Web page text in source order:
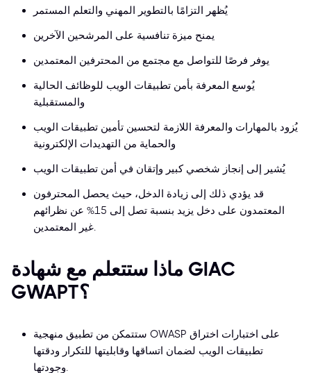
يُظهر التزامًا بالتطوير المهني والتعلم المستمر
يمنح ميزة تنافسية على المرشحين الآخرين
يوفر فرصًا للتواصل مع مجتمع من المحترفين المعتمدين
يُوسع المعرفة بأمن تطبيقات الويب للوظائف الحالية
والمستقبلية
يُزود بالمهارات والمعرفة اللازمة لتحسين تأمين تطبيقات الويب
والحماية من التهديدات الإلكترونية
يُشير إلى إنجاز شخصي كبير وإتقان في أمن تطبيقات الويب
قد يؤدي ذلك إلى زيادة الدخل، حيث يحصل المحترفون
المعتمدون على دخل يزيد بنسبة تصل إلى 15% عن نظرائهم
غير المعتمدين.
ماذا ستتعلم مع شهادة GIAC
GWAPT؟
ستتمكن من تطبيق منهجية OWASP على اختبارات اختراق
تطبيقات الويب لضمان اتساقها وقابليتها للتكرار ودقتها
وجودتها.